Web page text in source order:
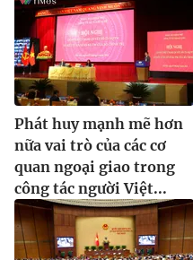
Phát huy mạnh mẽ hơn
nữa vai trò của các cơ
quan ngoại giao trong
công tác người Việt...